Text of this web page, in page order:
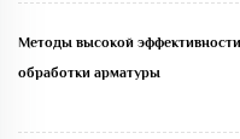
Методы высокой
обработки арматуры